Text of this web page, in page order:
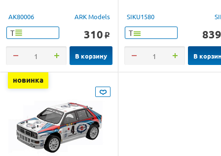
AK80006 ARK Models
Т 310 o
В корзину
SIKU1580
Т 839
В
новинка